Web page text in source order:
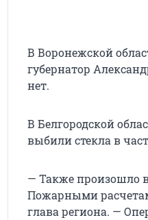
В Воронежской
губернатор
нет.
В Белгородской
выбили стекла в
— Также произошло
Пожарными
глава региона. —